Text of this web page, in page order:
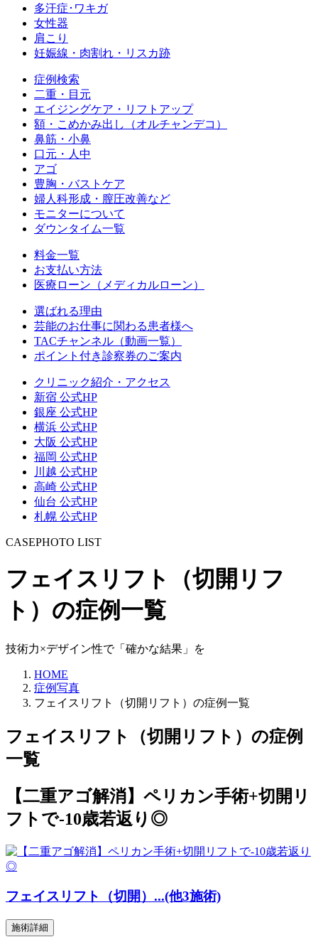
多汗症･ワキガ
女性器
肩こり
妊娠線・肉割れ・リスカ跡
症例検索
二重・目元
エイジングケア・リフトアップ
額・こめかみ出し（オルチャンデコ）
鼻筋・小鼻
口元・人中
アゴ
豊胸・バストケア
婦人科形成・膣圧改善など
モニターについて
ダウンタイム一覧
料金一覧
お支払い方法
医療ローン（メディカルローン）
選ばれる理由
芸能のお仕事に関わる患者様へ
TACチャンネル（動画一覧）
ポイント付き診察券のご案内
クリニック紹介・アクセス
新宿 公式HP
銀座 公式HP
横浜 公式HP
大阪 公式HP
福岡 公式HP
川越 公式HP
高崎 公式HP
仙台 公式HP
札幌 公式HP
CASEPHOTO LIST
フェイスリフト（切開リフ
ト）の症例一覧
技術力×デザイン性で「確かな結果」を
HOME
症例写真
フェイスリフト（切開リフト）の症例一覧
フェイスリフト（切開リフト） の症例
一覧
【二重アゴ解消】ペリカン手術+切開リ
フトで-10歳若返り◎
フェイスリフト（切開）...(他3施術)
施術詳細